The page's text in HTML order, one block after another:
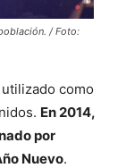
/ Foto:
como
En 2014,
por
Nuevo.